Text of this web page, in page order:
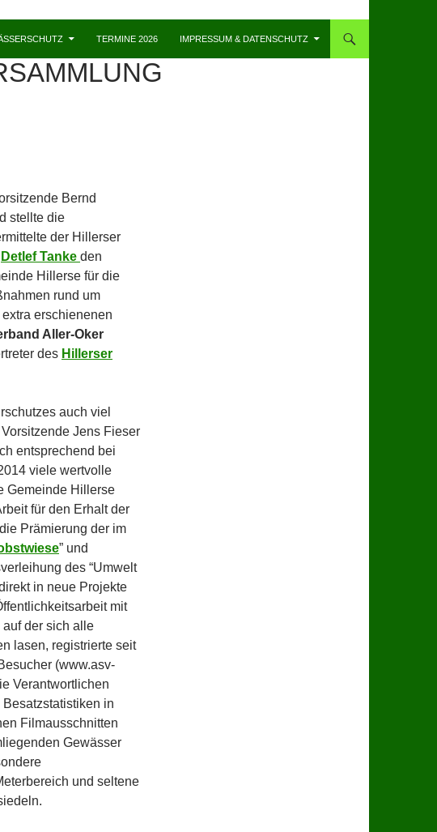
TERMINE 2026 IMPRESSUM & DATENSCHUTZ
Bernd
stellte die
der Hillerser
Detlef Tanke den
Hillerse für die
rund um
erschienenen
Aller-Oker
des Hillerser
auch viel
Jens Fieser
entsprechend bei
viele wertvolle
Gemeinde Hillerse
für den Erhalt der
Prämierung der im
” und
des “Umwelt
in neue Projekte
mit
der sich alle
lasen, registrierte seit
(www.asv-
Verantwortlichen
in
Filmausschnitten
Gewässer
und seltene